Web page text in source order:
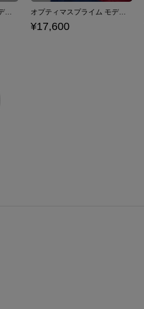
オプティマスプライム モデル ポケッタブルアウター トランスフォーマー オプティマスプライム モデル マネークリップ付き二つ折り財布 トランスフォーマー
¥17,600